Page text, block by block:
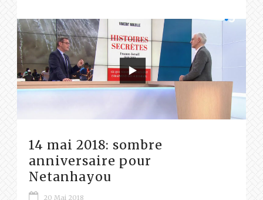
14 mai 2018: sombre
anniversaire pour
Netanhayou
20 Mai 2018